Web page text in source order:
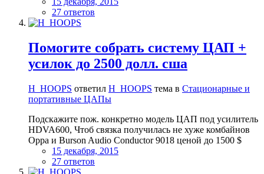
27 ответов
Помогите собрать систему ЦАП +
усилок до 2500 долл. сша
H_HOOPS ответил H_HOOPS тема в Стационарные и
портативные ЦАПы
Подскажите пож. конкретно модель ЦАП под усилитель
HDVA600, Чтоб связка получилась не хуже комбайнов
Oppa и Burson Audio Conductor 9018 ценой до 1500 $
15 декабря, 2015
27 ответов